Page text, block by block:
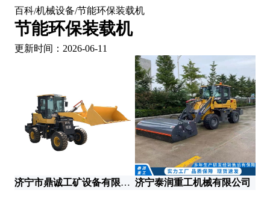
百科/机械设备/节能环保装载机
节能环保装载机
更新时间：2026-06-11
济宁市鼎诚工矿设备有限公司 济宁泰润重工机械有限公司